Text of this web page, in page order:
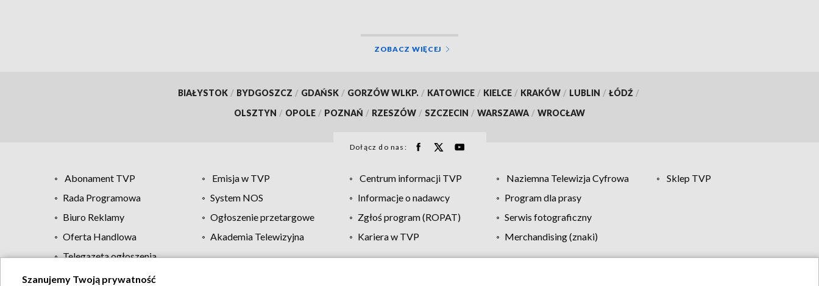
ZOBACZ WIĘCEJ
BIAŁYSTOK / BYDGOSZCZ / GDAŃSK / GORZÓW WLKP. / KATOWICE / KIELCE / KRAKÓW / LUBLIN / ŁÓDŹ /
OLSZTYN / OPOLE / POZNAŃ / RZESZÓW / SZCZECIN / WARSZAWA / WROCŁAW
Dołącz do nas:
Abonament TVP Emisja w TVP Centrum informacji TVP Naziemna Telewizja Cyfrowa
Sklep TVP
Rada Programowa
System NOS Informacje o nadawcy
Program dla prasy
Biuro Reklamy
Ogłoszenie przetargowe Zgłoś program (ROPAT)
Serwis fotograficzny
Oferta Handlowa
Akademia Telewizyjna Kariera w TVP
Merchandising (znaki)
Telegazeta ogłoszenia
Szanujemy Twoją prywatność